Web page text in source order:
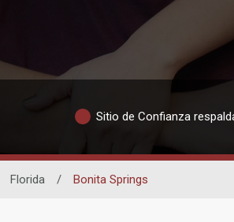
Sitio de Confianza
Florida / Bonita Springs